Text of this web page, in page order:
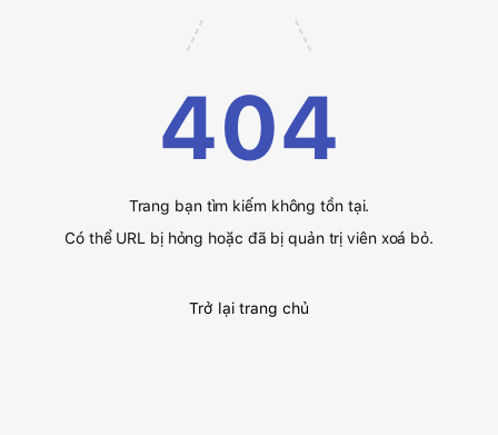
404
Trang bạn tìm kiếm không tồn tại.
Có thể URL bị hỏng hoặc đã bị quản trị viên xoá bỏ.
Trở lại trang chủ